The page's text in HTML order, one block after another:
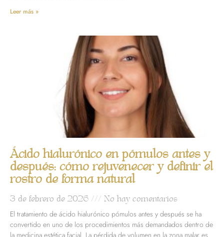
Leer más »
Ácido hialurónico en pómulos antes y
después: cómo rejuvenecer y definir el
rostro de forma natural
3 de febrero de 2026 No hay comentarios
El tratamiento de ácido hialurónico pómulos antes y después se ha
convertido en uno de los procedimientos más demandados dentro de
la medicina estética facial. La pérdida de volumen en la zona malar es